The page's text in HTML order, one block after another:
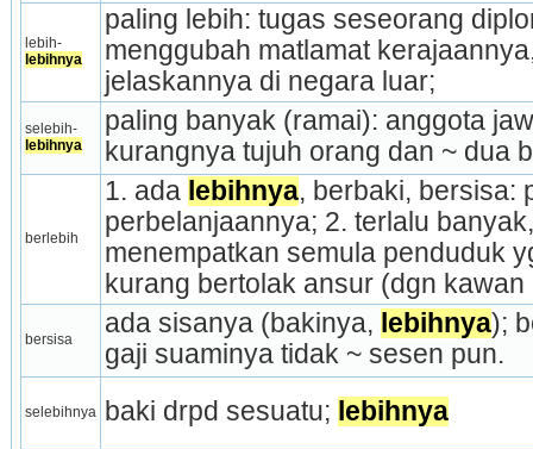
lebih-
lebihnya
paling lebih: tugas seseorang
menggubah matlamat
jelaskannya di negara luar;
selebih-
lebihnya
paling banyak (ramai): anggota
kurangnya tujuh orang dan ~ dua
berlebih
1. ada lebihnya, berbaki, bersisa:
perbelanjaannya; 2. terlalu
menempatkan semula penduduk
kurang bertolak ansur (dgn kawan
bersisa
ada sisanya (bakinya, lebihnya);
gaji suaminya tidak ~ sesen pun.
selebihnya baki drpd sesuatu; lebihnya